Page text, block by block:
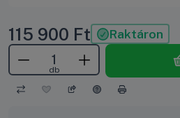
115 900 Ft Raktáron
db